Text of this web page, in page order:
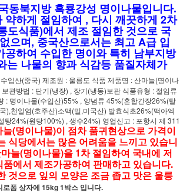
동북지방 흑룡강성 명이나물입니다.
약하게 절임하여 , 다시 깨끗하게 2차
도식품)에서 제조 절임한 것으로 국
으며, 중국산으로서는 최고 A급 입
공하여 수입한 명이와 특히 남부지방
는 나물의 향과 식감등 품질자체가
입산(중국) 제조원 : 울릉도 식품 제품명 : 산마늘(명이나
관방법 : 단기(냉장) , 장기(냉동)보관 식품유형 : 절임류
: 명이나물(수입산)55% , 양념류 45%(혼합간장26%(탈
),천일염(호주산)소맥(밀,미국산) 발효식초26%(맥아엑
탕24%(원당100%) , 생수24%) 영업신고 : 포항시 제 311
(명이나물)이 점차 품귀현상으로 가격이
식당에서는 많은 어려움을 느끼고 있습니
늘(명이나물)을 1차 절임하여 국내에 저
에서 제조가공하여 판매하고 있습니다.
것으로 잎의 모양은 조금 좁고 맛은 울릉
로폼 상자에 15kg 1박스 입니다.